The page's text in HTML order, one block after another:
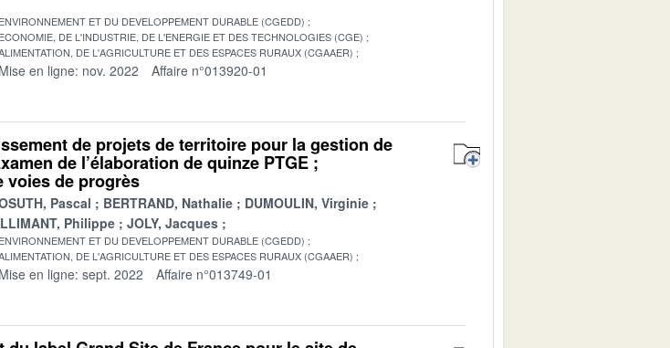
ET DU DEVELOPPEMENT DURABLE (CGEDD)
DE L'INDUSTRIE, DE L'ENERGIE ET DES TECHNOLOGIES (CGE)
DE L'AGRICULTURE ET DES ESPACES RURAUX (CGAAER)
Mise en ligne: nov. 2022 Affaire n°013920-01
de projets de territoire pour la gestion de
de l’élaboration de quinze PTGE ;
voies de progrès
Pascal BERTRAND, Nathalie
DUMOULIN, Virginie
Philippe JOLY, Jacques
ET DU DEVELOPPEMENT DURABLE (CGEDD)
DE L'AGRICULTURE ET DES ESPACES RURAUX (CGAAER)
Mise en ligne: sept. 2022 Affaire n°013749-01